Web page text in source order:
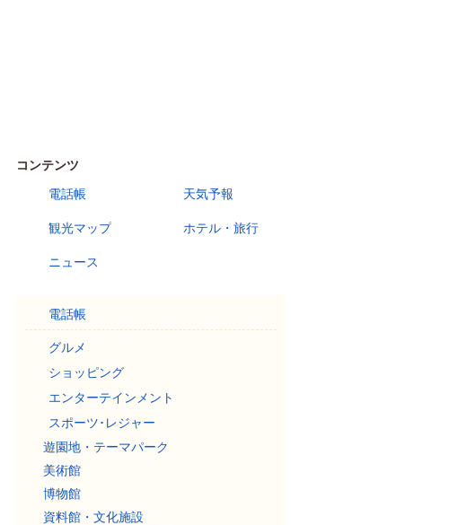
コンテンツ
電話帳
天気予報
観光マップ ホテル・旅行
ニュース
電話帳
グルメ
ショッピング
エンターテインメント
スポーツ･レジャー
遊園地・テーマパーク
美術館
博物館
資料館・文化施設